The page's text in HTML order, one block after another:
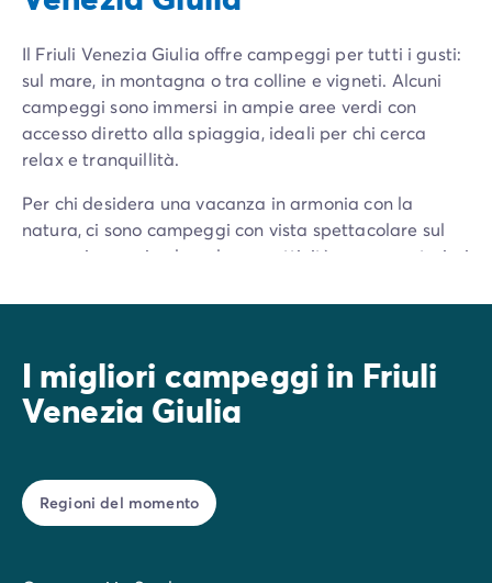
Il Friuli Venezia Giulia offre campeggi per tutti i gusti:
sul mare, in montagna o tra colline e vigneti. Alcuni
campeggi sono immersi in ampie aree verdi con
accesso diretto alla spiaggia, ideali per chi cerca
relax e tranquillità.
Per chi desidera una vacanza in armonia con la
natura, ci sono campeggi con vista spettacolare sul
mare o immersi nel verde, con attività per avventurieri
piscine, centri benessere, ristoranti gourmet e comfort
Per i più piccoli, molti campeggi propongono
animazione, laboratori creativi e spazi sicuri dove
divertirsi in tutta tranquillità.
I migliori campeggi in Friuli
Venezia Giulia
Regioni del momento